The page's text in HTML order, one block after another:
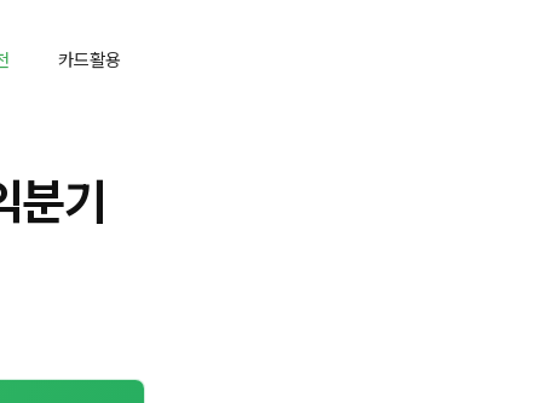
카드활용
기